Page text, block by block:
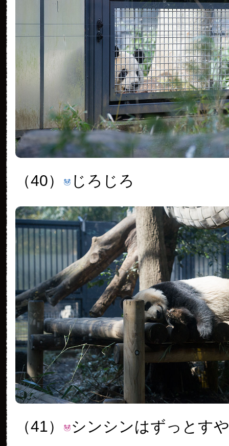
（40） じろじろ
（41） シンシンはずっとす